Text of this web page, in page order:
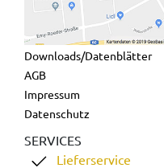
Downloads/Datenblätter
AGB
Impressum
Datenschutz
SERVICES
Lieferservice